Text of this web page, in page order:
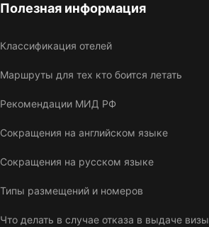
Полезная информация
Классификация отелей
Маршруты для тех кто боится летать
Рекомендации МИД РФ
Сокращения на английском языке
Сокращения на русском языке
Типы размещений и номеров
Что делать в случае отказа в выдаче визы